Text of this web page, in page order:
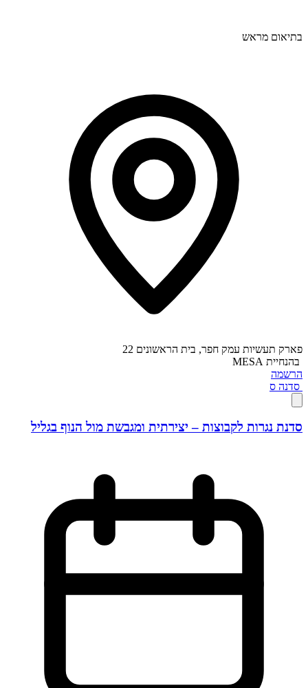
בתיאום מראש
פארק תעשיות עמק חפר, בית הראשונים 22
בהנחיית MESA
הרשמה
סדנה ס
סדנת נגרות לקבוצות – יצירתית ומגבשת מול הנוף בגליל